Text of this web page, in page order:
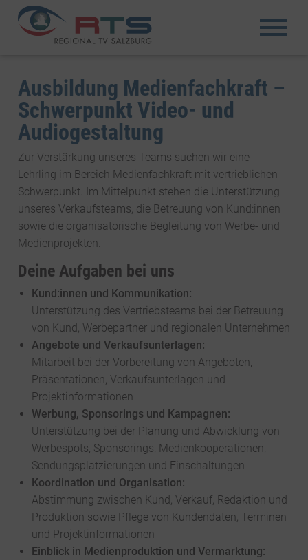
Ausbildung Medienfachkraft –
Schwerpunkt Video- und
Audiogestaltung
Zur Verstärkung unseres Teams suchen wir eine
Lehrling im Bereich Medienfachkraft mit vertrieblichen
Schwerpunkt. Im Mittelpunkt stehen die Unterstützung
unseres Verkaufsteams, die Betreuung von Kund:innen
sowie die organisatorische Begleitung von Werbe- und
Medienprojekten.
Deine Aufgaben bei uns
Kund:innen und Kommunikation:
Unterstützung des Vertriebsteams bei der Betreuung
von Kund, Werbepartner und regionalen Unternehmen
Angebote und Verkaufsunterlagen:
Mitarbeit bei der Vorbereitung von Angeboten,
Präsentationen, Verkaufsunterlagen und
Projektinformationen
Werbung, Sponsorings und Kampagnen:
Unterstützung bei der Planung und Abwicklung von
Werbespots, Sponsorings, Medienkooperationen,
Sendungsplatzierungen und Einschaltungen
Koordination und Organisation:
Abstimmung zwischen Kund, Verkauf, Redaktion und
Produktion sowie Pflege von Kundendaten, Terminen
und Projektinformationen
Einblick in Medienproduktion und Vermarktung: